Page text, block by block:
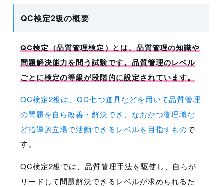
QC検定2級の概要
QC検定（品質管理検定）とは、品質管理の知識や
問題解決能力を問う試験です。品質管理のレベル
ごとに検定の等級が段階的に設定されています。
QC検定2級は、QC七つ道具などを用いて品質管理
の問題を自ら改善・解決でき、なおかつ管理職な
ど指導的立場で活動できるレベルを目指すもので
す。
QC検定2級では、品質管理手法を駆使し、自らが
リードして問題解決できるレベルが求められるた